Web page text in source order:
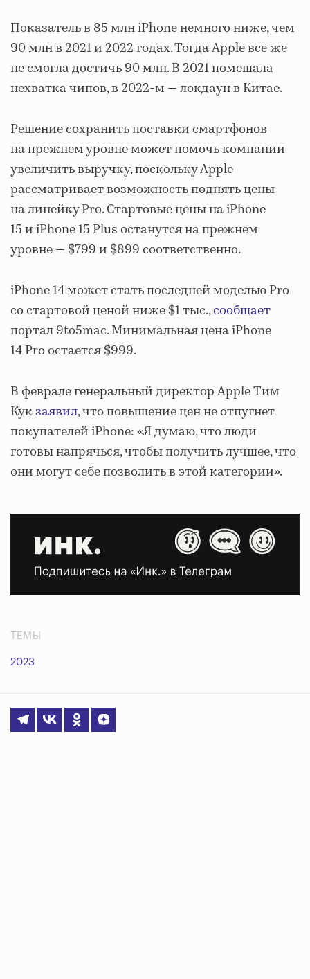
Показатель в 85 млн iPhone немного ниже, чем
90 млн в 2021 и 2022 годах. Тогда Apple все же
не смогла достичь 90 млн. В 2021 помешала
нехватка чипов, в 2022-м — локдаун в Китае.
Решение сохранить поставки смартфонов
на прежнем уровне может помочь компании
увеличить выручку, поскольку Apple
рассматривает возможность поднять цены
на линейку Pro. Стартовые цены на iPhone
15 и iPhone 15 Plus останутся на прежнем
уровне — $799 и $899 соответственно.
iPhone 14 может стать последней моделью Pro
со стартовой ценой ниже $1 тыс.,сообщает
портал 9to5mac. Минимальная цена iPhone
14 Pro остается $999.
В феврале генеральный директор Apple Тим
Кукзаявил, что повышение цен не отпугнет
покупателей iPhone: «Я думаю, что люди
готовы напрячься, чтобы получить лучшее, что
они могут себе позволить в этой категории».
ТЕМЫ
2023